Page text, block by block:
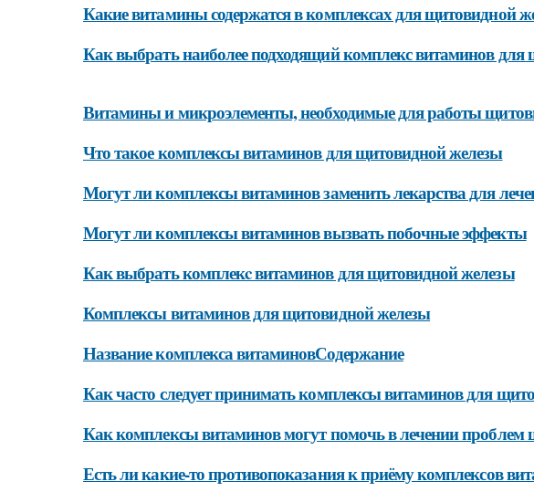
Какие витамины содержатся в комплексах для щитовидной
Как выбрать наиболее подходящий комплекс витаминов
Витамины и микроэлементы, необходимые для работы
Что такое комплексы витаминов для щитовидной железы
Могут ли комплексы витаминов заменить лекарства для
Могут ли комплексы витаминов вызвать побочные эффекты
Как выбрать комплекc витаминов для щитовидной железы
Комплексы витаминов для щитовидной железы
Название комплекса витаминовСодержание
Как часто следует принимать комплексы витаминов для
Как комплексы витаминов могут помочь в лечении проблем
Есть ли какие-то противопоказания к приёму комплексов